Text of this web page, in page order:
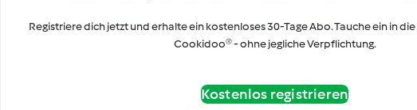
Registriere dich jetzt und erhalte ein kostenloses 30-Tage Abo. Tauche ein in
Cookidoo® - ohne jegliche Verpflichtung.
Kostenlos registrieren